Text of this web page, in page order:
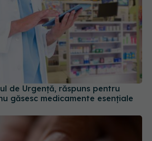
de Urgență, răspuns pentru
găsesc medicamente esențiale